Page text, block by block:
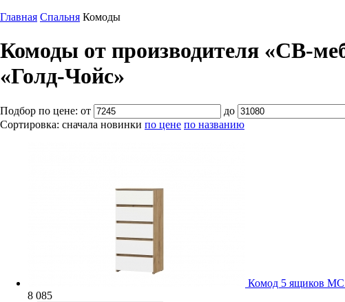
Главная Спальня Комоды
Комоды от производителя «СВ-
«Голд-Чойс»
Подбор по цене: от
до
Сортировка: сначала новинки по цене по названию
Комод 5 ящиков
8 085